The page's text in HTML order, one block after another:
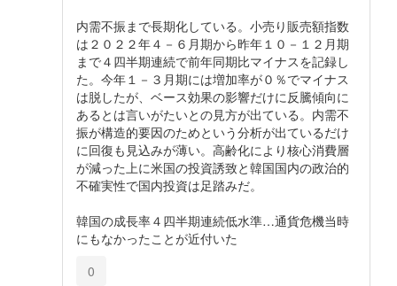
内需不振まで長期化している。小売り販売額指数
は２０２２年４－６月期から昨年１０－１２月期
まで４四半期連続で前年同期比マイナスを記録し
た。今年１－３月期には増加率が０％でマイナス
は脱したが、ベース効果の影響だけに反騰傾向に
あるとは言いがたいとの見方が出ている。内需不
振が構造的要因のためという分析が出ているだけ
に回復も見込みが薄い。高齢化により核心消費層
が減った上に米国の投資誘致と韓国国内の政治的
不確実性で国内投資は足踏みだ。
韓国の成長率４四半期連続低水準…通貨危機当時
にもなかったことが近付いた
0